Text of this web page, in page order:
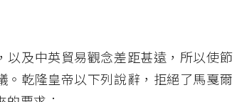
及中英貿易觀念差距甚遠，所以使節
乾隆皇帝以下列說辭，拒絕了馬戛爾